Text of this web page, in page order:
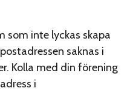
som inte lyckas skapa
saknas i
Kolla med din förening
i